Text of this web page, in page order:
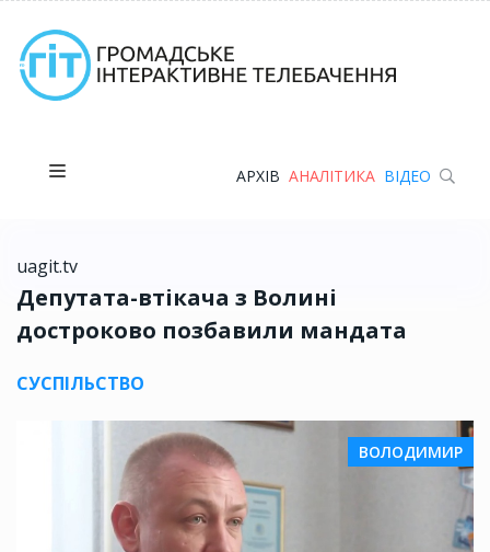
АРХІВ АНАЛІТИКА ВІДЕО
uagit.tv
Депутата-втікача з Волині
достроково позбавили мандата
СУСПІЛЬСТВО
ВОЛОДИМИР